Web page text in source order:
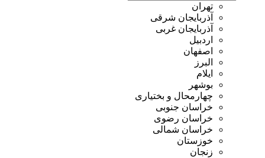
تهران
آذربایجان شرقی
آذربایجان غربی
اردبیل
اصفهان
البرز
ایلام
بوشهر
چهارمحال و بختیاری
خراسان جنوبی
خراسان رضوی
خراسان شمالی
خوزستان
زنجان